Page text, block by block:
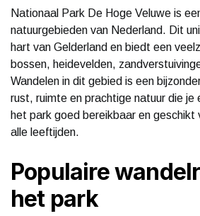
Nationaal Park De Hoge Veluwe is
natuurgebieden van Nederland. Dit
hart van Gelderland en biedt een
bossen, heidevelden,
Wandelen in dit gebied is een
rust, ruimte en prachtige natuur die je
het park goed bereikbaar en geschikt
alle leeftijden.
Populaire
het park